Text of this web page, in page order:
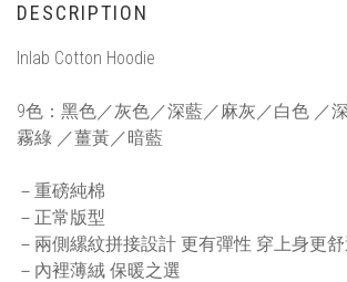
DESCRIPTION
Inlab Cotton Hoodie
9色：黑色／灰色／深藍／麻灰／白色 ／
霧綠 ／薑黃／暗藍
－重磅純棉
－正常版型
－兩側縲紋拼接設計 更有彈性 穿上身更
－內裡薄絨 保暖之選